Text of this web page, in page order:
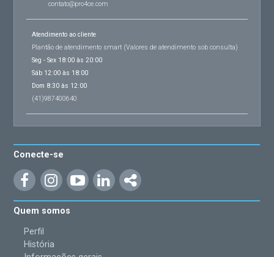
contato@pro4ce.com
Atendimento ao cliente
Plantão de atendimento smart (Valores de atendimento sob consulta)
Seg - Sex 18:00 às 20:00
Sáb 12:00 às 18:00
Dom 8:30 às 12:00
(41)987400640
Conecte-se
Quem somos
Perfil
História